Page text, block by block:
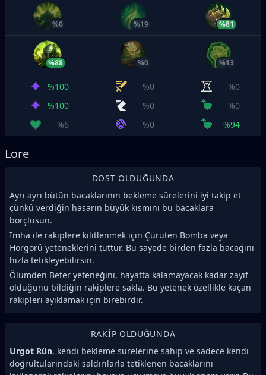
%0 %19 %81
%88 %0 %13
%100 %0
%0
%100
%0
%0
%6
%0 %94
Lore
DOST OLDUĞUNDA
Ayrı ayrı bütün bacaklarının bekleme sürelerini iyi takip et
çünkü verdiğin hasarın büyük kısmını bu bacaklara
borçlusun.
İmha ile rakiplere kilitlenmek için Çürüten Bomba veya
Horgorü yeteneklerini tuttur. Bu sayede birden fazla bacağını
hızla tetikleyebilirsin.
Ölümden Beter yeteneğini, hayatta kalamayacak kadar zayıf
olduğunu bildiğin rakiplere sakla. Bu yetenek özellikle kaçan
rakipleri ayıklamak için birebirdir.
RAKIP OLDUĞUNDA
Urgot Rün, kendi bekleme sürelerine sahip ve sadece kendi
doğrultularındaki saldırılarla tetiklenen bacaklarını